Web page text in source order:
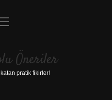
UyarıÖneriler
pratik fikirler!